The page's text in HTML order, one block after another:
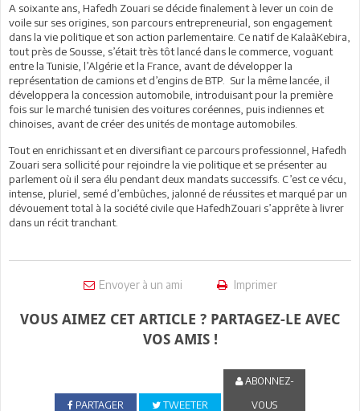
A soixante ans, Hafedh Zouari se décide finalement à lever un coin de
voile sur ses origines, son parcours entrepreneurial, son engagement
dans la vie politique et son action parlementaire. Ce natif de KalaâKebira,
tout près de Sousse, s’était très tôt lancé dans le commerce, voguant
entre la Tunisie, l’Algérie et la France, avant de développer la
représentation de camions et d’engins de BTP. Sur la même lancée, il
développera la concession automobile, introduisant pour la première
fois sur le marché tunisien des voitures coréennes, puis indiennes et
chinoises, avant de créer des unités de montage automobiles.
Tout en enrichissant et en diversifiant ce parcours professionnel, Hafedh
Zouari sera sollicité pour rejoindre la vie politique et se présenter au
parlement où il sera élu pendant deux mandats successifs. C’est ce vécu,
intense, pluriel, semé d’embûches, jalonné de réussites et marqué par un
dévouement total à la société civile que HafedhZouari s’apprête à livrer
dans un récit tranchant.
Envoyer à un ami Imprimer
VOUS AIMEZ CET ARTICLE ? PARTAGEZ-LE AVEC
VOS AMIS !
PARTAGER TWEETER
ABONNEZ-
VOUS